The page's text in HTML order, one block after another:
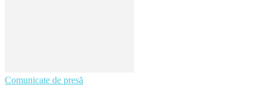
Comunicate de presă